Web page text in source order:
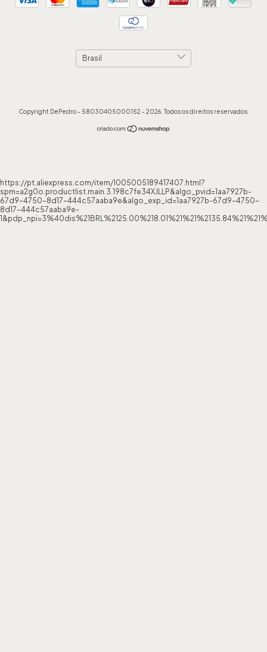
Copyright DePedro - 58030405000152 - 2026. Todos os direitos reservados.
https://pt.aliexpress.com/item/1005005189417407.html?
spm=a2g0o.productlist.main.3.198c7fe34XJLLP&algo_pvid=1aa7927b-
67d9-4750-8d17-444c57aaba9e&algo_exp_id=1aa7927b-67d9-4750-
8d17-444c57aaba9e-